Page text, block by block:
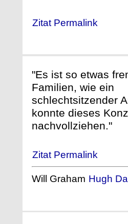
Zitat Permalink
"Es ist so etwas
Familien, wie ein
schlechtsitzender
konnte dieses
nachvollziehen."
Zitat Permalink
Will Graham Hugh